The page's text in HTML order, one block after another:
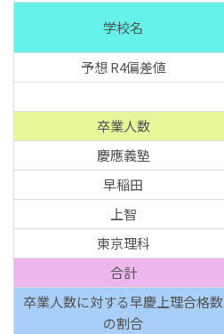
学校名
予想 R4偏差値
卒業人数
慶應義塾
早稲田
上智
東京理科
合計
卒業人数に対する早慶上理合格数
の割合